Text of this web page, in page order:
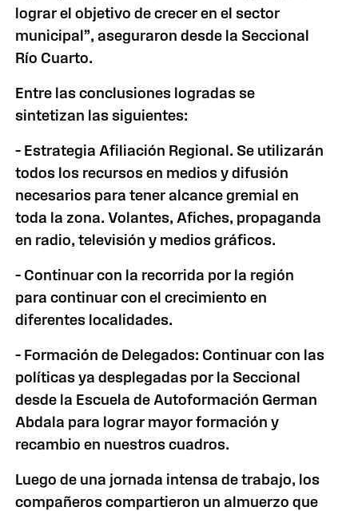
lograr el objetivo de crecer en el sector
municipal”, aseguraron desde la Seccional
Río Cuarto.
Entre las conclusiones logradas se
sintetizan las siguientes:
– Estrategia Afiliación Regional. Se utilizarán
todos los recursos en medios y difusión
necesarios para tener alcance gremial en
toda la zona. Volantes, Afiches, propaganda
en radio, televisión y medios gráficos.
– Continuar con la recorrida por la región
para continuar con el crecimiento en
diferentes localidades.
– Formación de Delegados: Continuar con las
políticas ya desplegadas por la Seccional
desde la Escuela de Autoformación German
Abdala para lograr mayor formación y
recambio en nuestros cuadros.
Luego de una jornada intensa de trabajo, los
compañeros compartieron un almuerzo que